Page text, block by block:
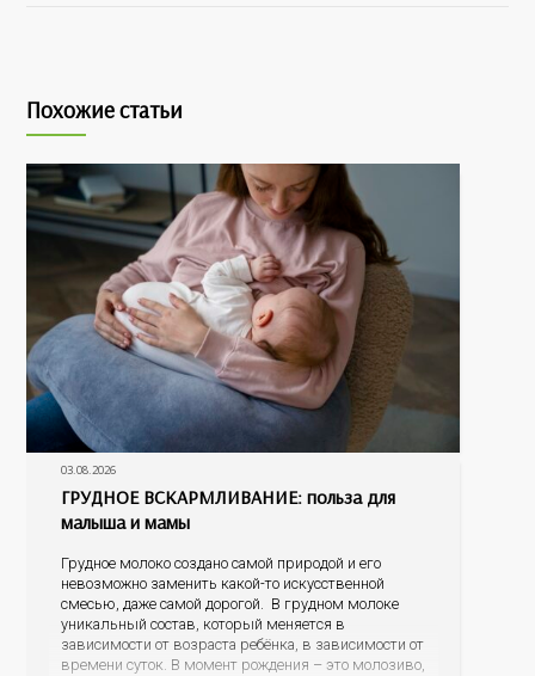
Похожие статьи
03.08.2026
ГРУДНОЕ ВСКАРМЛИВАНИЕ: польза для
малыша и мамы
Грудное молоко создано самой природой и его
невозможно заменить какой-то искусственной
смесью, даже самой дорогой. В грудном молоке
уникальный состав, который меняется в
зависимости от возраста ребёнка, в зависимости от
времени суток. В момент рождения – это молозиво,